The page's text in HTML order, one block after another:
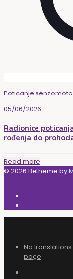
Poticanje
05/06/2026
Radionice
rođenja do
Read more
© 2026 Betheme by
No
page